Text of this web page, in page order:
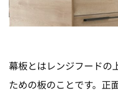
幕板とはレンジフードの
ための板のことです。正